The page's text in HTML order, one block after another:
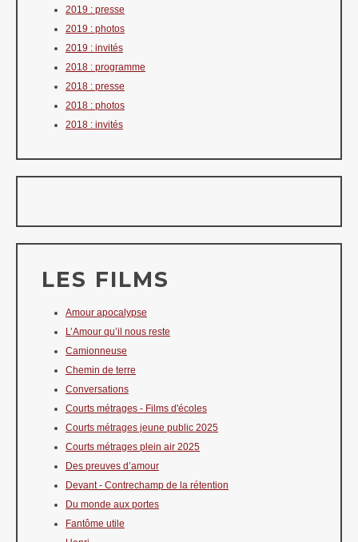
2019 : presse
2019 : photos
2019 : invités
2018 : programme
2018 : presse
2018 : photos
2018 : invités
LES FILMS
Amour apocalypse
L’Amour qu’il nous reste
Camionneuse
Chemin de terre
Conversations
Courts métrages - Films d'écoles
Courts métrages jeune public 2025
Courts métrages plein air 2025
Des preuves d’amour
Devant - Contrechamp de la rétention
Du monde aux portes
Fantôme utile